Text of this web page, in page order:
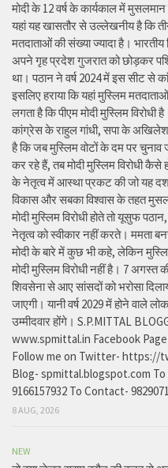
मोदी के 12 वर्ष के कार्यकाल में
यहां यह खासतौर से उल्लेखनीय है कि
मतदाताओं की संख्या ज्यादा है।
अपने गृह प्रदेश गुजरात को छोड़कर
था। पठान ने वर्ष 2024 में इस सीट से
इसलिए हराया कि यहां मुस्लिम
लगता है कि पीएम मोदी मुस्लिम
कांग्रेस के राहुल गांधी, सपा के
है कि जब मुस्लिम वोटों के दम पर चुनाव
कर रहे हैं, तब मोदी मुस्लिम विरोधी कैसे
के नेतृत्व में आस्था प्रकट की जो यह
विकास और सबका विश्वास के तहत
मोदी मुस्लिम विरोधी होते तो यूसुफ
नेतृत्व को स्वीकार नहीं करते। ममता
मोदी के बारे में कुछ भी कहे, लेकिन
मोदी मुस्लिम विरोधी नहीं है। 7 अगस्त
शिवसेना से आए सांसदों को भरोसा
जाएगी। यानी वर्ष 2029 में होने वाले
उम्मीदवार होंगे। S.P.MITTAL
www.spmittal.in Facebook
Follow me on Twitter- https://
Blog- spmittal.blogspot.com To
9166157932 To Contact-
8 AUG, 2026
NEW